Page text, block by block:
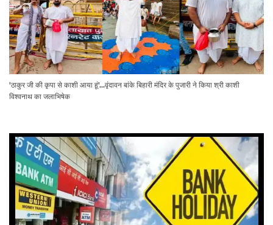
'ठाकुर जी की कृपा से काशी आया हूं'...वृंदावन बांके बिहारी मंदिर के पुजारी ने किया श्री काशी
विश्वनाथ का जलाभिषेक